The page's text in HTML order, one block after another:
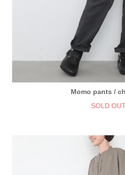
Momo pants /
SOLD